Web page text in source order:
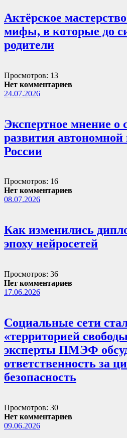
Актёрское
мифы, в которые до
родители
Просмотров: 13
Нет комментариев
24.07.2026
Экспертное мнение о
развития
России
Просмотров: 16
Нет комментариев
08.07.2026
Как изменились
эпоху нейросетей
Просмотров: 36
Нет комментариев
17.06.2026
Социальные сети
«территорией
эксперты ПМЭФ
ответственность за
безопасность
Просмотров: 30
Нет комментариев
09.06.2026